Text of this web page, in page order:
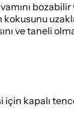
bozabilir
ve taneli
kapalı